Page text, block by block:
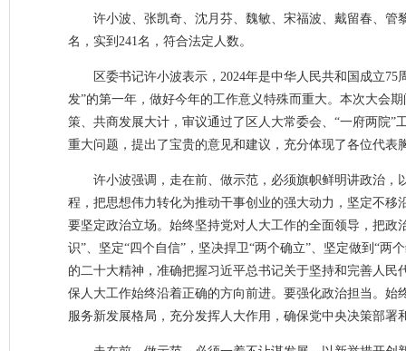
许小波、张凯奇、沈月芬、魏敏、宋福波、戴留春、
名，实到241名，符合法定人数。
区委书记许小波表示，2024年是中华人民共和国成立
发”的第一年，做好今年的工作意义特殊而重大。本次大会
策、共商发展大计，审议通过了区人大常委会、“一府两院
重大问题，提出了宝贵的意见和建议，充分体现了各位代
许小波强调，走在前、做示范，必须旗帜鲜明讲政治
程，把思想伟力转化为推动干事创业的强大动力，坚定不
要坚定政治立场。始终坚持党对人大工作的全面领导，把
识”、坚定“四个自信”，坚决捍卫“两个确立”、坚定做到“
的二十大精神，准确把握习近平总书记关于坚持和完善人
保人大工作始终沿着正确的方向前进。要强化政治担当。始
服务新发展格局，充分发挥人大作用，确保党中央决策部